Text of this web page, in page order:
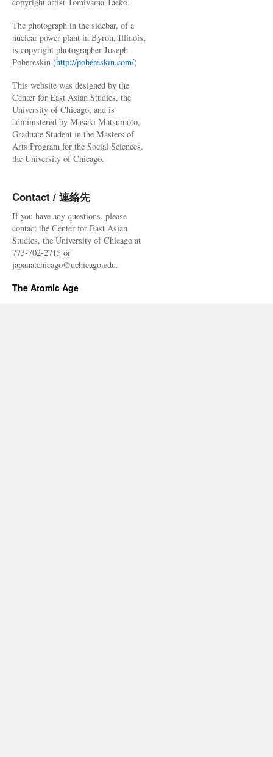
The photograph in the sidebar, of a
nuclear power plant in Byron, Illinois,
is copyright photographer Joseph
Pobereskin (http://pobereskin.com/)
This website was designed by the
Center for East Asian Studies, the
University of Chicago, and is
administered by Masaki Matsumoto,
Graduate Student in the Masters of
Arts Program for the Social Sciences,
the University of Chicago.
Contact / 連絡先
If you have any questions, please
contact the Center for East Asian
Studies, the University of Chicago at
773-702-2715 or
japanatchicago@uchicago.edu.
The Atomic Age